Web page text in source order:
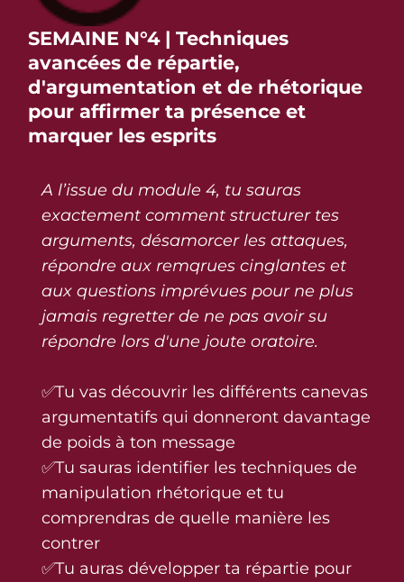
SEMAINE N°4 | Techniques
avancées de répartie,
d'argumentation et de rhétorique
pour affirmer ta présence et
marquer les esprits
A l’issue du module 4, tu sauras
exactement comment structurer tes
arguments, désamorcer les attaques,
répondre aux remqrues cinglantes et
aux questions imprévues pour ne plus
jamais regretter de ne pas avoir su
répondre lors d'une joute oratoire.
✅Tu vas découvrir les différents canevas
argumentatifs qui donneront davantage
de poids à ton message
✅Tu sauras identifier les techniques de
manipulation rhétorique et tu
comprendras de quelle manière les
contrer
✅Tu auras développer ta répartie pour